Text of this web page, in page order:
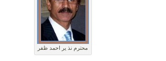
محترم نذ یر احمد ظفر